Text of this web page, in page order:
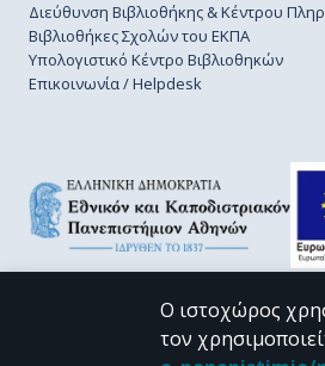
Διεύθυνση Βιβλιοθήκης & Κέντρου
Βιβλιοθήκες Σχολών του ΕΚΠΑ
Υπολογιστικό Κέντρο Βιβλιοθηκών
Επικοινωνία / Helpdesk
CC BY-NC 4.0
Ο ιστοχώρος
τον